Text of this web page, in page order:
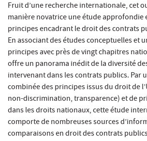
Fruit d’une recherche internationale, cet
manière novatrice une étude approfondie
principes encadrant le droit des contrats
En associant des études conceptuelles et
principes avec près de vingt chapitres
offre un panorama inédit de la diversité
intervenant dans les contrats publics. Par
combinée des principes issus du droit de
non-discrimination, transparence) et de
dans les droits nationaux, cette étude
comporte de nombreuses sources
comparaisons en droit des contrats